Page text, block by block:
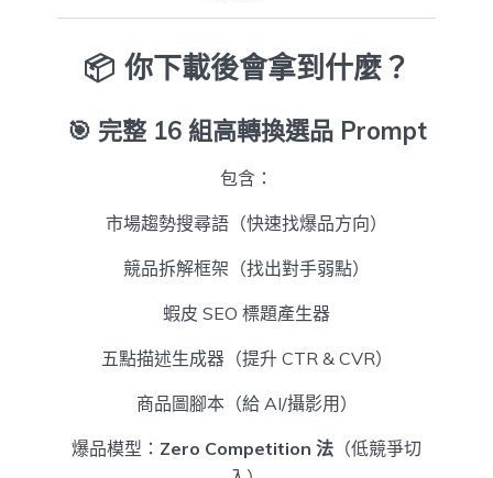
📦 你下載後會拿到什麼？
🎯 完整 16 組高轉換選品 Prompt
包含：
市場趨勢搜尋語（快速找爆品方向）
競品拆解框架（找出對手弱點）
蝦皮 SEO 標題產生器
五點描述生成器（提升 CTR & CVR）
商品圖腳本（給 AI/攝影用）
爆品模型： Zero Competition 法 （低競爭切